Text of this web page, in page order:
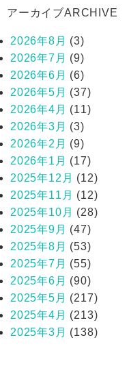
アーカイブARCHIVE
2026年8月 (3)
2026年7月 (9)
2026年6月 (6)
2026年5月 (37)
2026年4月 (11)
2026年3月 (3)
2026年2月 (9)
2026年1月 (17)
2025年12月 (12)
2025年11月 (12)
2025年10月 (28)
2025年9月 (47)
2025年8月 (53)
2025年7月 (55)
2025年6月 (90)
2025年5月 (217)
2025年4月 (213)
2025年3月 (138)